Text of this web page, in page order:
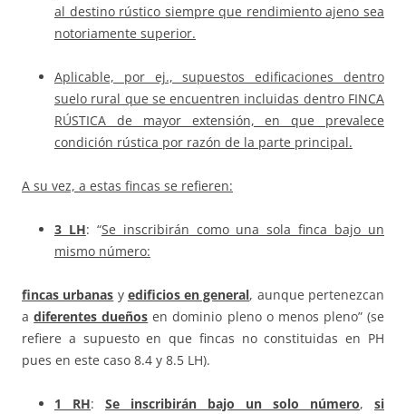
al destino rústico siempre que rendimiento ajeno sea
notoriamente superior.
Aplicable, por ej., supuestos edificaciones dentro
suelo rural que se encuentren incluidas dentro FINCA
RÚSTICA de mayor extensión, en que prevalece
condición rústica por razón de la parte principal.
A su vez, a estas fincas se refieren:
3 LH: “Se inscribirán como una sola finca bajo un
mismo número:
fincas urbanas y edificios en general, aunque pertenezcan
adiferentes dueños en dominio pleno o menos pleno” (se
refiere a supuesto en que fincas no constituidas en PH
pues en este caso 8.4 y 8.5 LH).
1 RH: Se inscribirán bajo un solo número, si